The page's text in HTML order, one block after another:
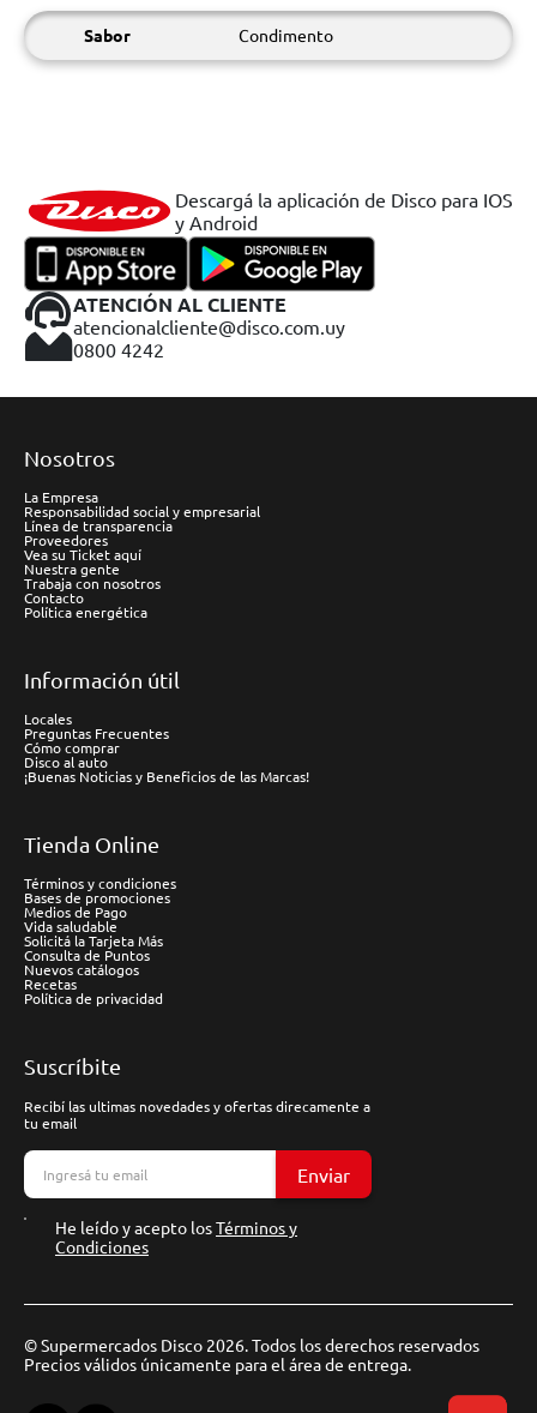
Sabor Condimento
Descargá la aplicación de Disco para IOS
y Android
ATENCIÓN AL CLIENTE
atencionalcliente@disco.com.uy
0800 4242
Nosotros
La Empresa
Responsabilidad social y empresarial
Línea de transparencia
Proveedores
Vea su Ticket aquí
Nuestra gente
Trabaja con nosotros
Contacto
Política energética
Información útil
Locales
Preguntas Frecuentes
Cómo comprar
Disco al auto
¡Buenas Noticias y Beneficios de las Marcas!
Tienda Online
Términos y condiciones
Bases de promociones
Medios de Pago
Vida saludable
Solicitá la Tarjeta Más
Consulta de Puntos
Nuevos catálogos
Recetas
Política de privacidad
Suscríbite
Recibí las ultimas novedades y ofertas direcamente a
tu email
Enviar
He leído y acepto losTérminos y
Condiciones
© Supermercados Disco 2026. Todos los derechos reservados
Precios válidos únicamente para el área de entrega.